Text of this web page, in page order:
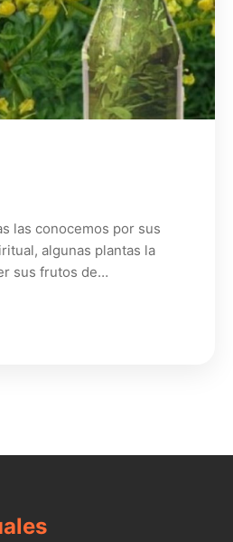
las conocemos por sus
algunas plantas la
sus frutos de…